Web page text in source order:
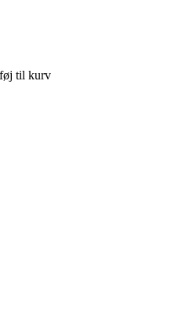
til kurvDette